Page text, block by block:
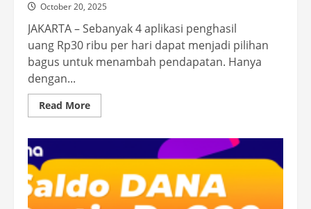
October 20, 2025
JAKARTA – Sebanyak 4 aplikasi penghasil
uang Rp30 ribu per hari dapat menjadi pilihan
bagus untuk menambah pendapatan. Hanya
dengan...
Read MoreRead
more
Uang
Ribu
per
Hari